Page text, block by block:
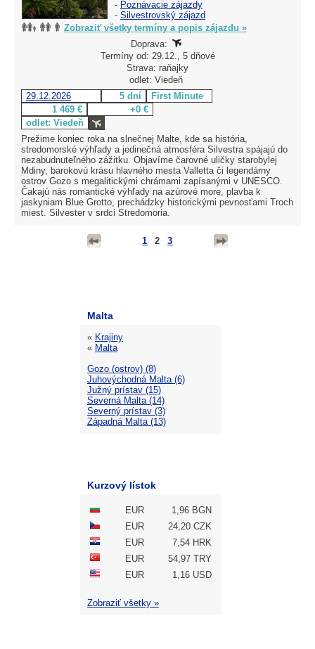
- Poznávacie zájazdy
- Silvestrovský zájazd
Zobraziť všetky termíny a popis zájazdu »
Doprava:
Termíny od: 29.12., 5 dňové
Strava: raňajky
odlet: Viedeň
29.12.2026
5 dní
First Minute
1 469 €
+0 €
odlet: Viedeň
Prežime koniec roka na slnečnej Malte, kde sa história,
stredomorské výhľady a jedinečná atmosféra Silvestra spájajú do
nezabudnuteľného zážitku. Objavíme čarovné uličky starobylej
Mdiny, barokovú krásu hlavného mesta Valletta či legendárny
ostrov Gozo s megalitickými chrámami zapísanými v UNESCO.
Čakajú nás romantické výhľady na azúrové more, plavba k
jaskyniam Blue Grotto, prechádzky historickými pevnosťami Troch
miest. Silvester v srdci Stredomoria.
1 2 3
Malta
« Krajiny
« Malta
Gozo (ostrov) (8)
Juhovýchodná Malta (6)
Južný prístav (15)
Severná Malta (14)
Severný prístav (3)
Západná Malta (13)
Kurzový lístok
EUR
1,96 BGN
EUR
24,20 CZK
EUR
7,54 HRK
EUR
54,97 TRY
EUR
1,16 USD
Zobraziť všetky »